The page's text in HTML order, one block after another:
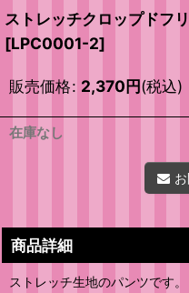
ストレッチクロップド
[LPC0001-2]
販売価格: 2,370円(税込)
在庫なし
商品詳細
ストレッチ生地のパンツです。